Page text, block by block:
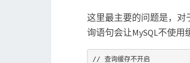
这里最主要的问题是，
询语句会让MySQL不使用
// 查询缓存不开启